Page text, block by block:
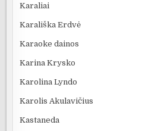
Karaliai
Karališka Erdvė
Karaoke dainos
Karina Krysko
Karolina Lyndo
Karolis Akulavičius
Kastaneda